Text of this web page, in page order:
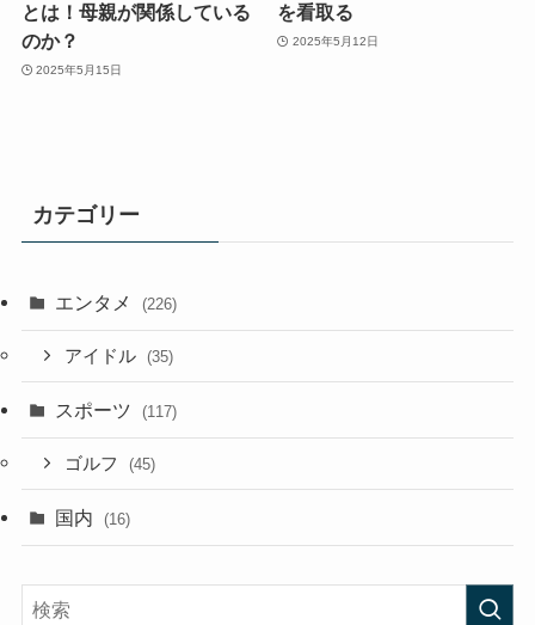
とは！母親が関係している
のか？
2025年5月15日
を看取る
2025年5月12日
カテゴリー
エンタメ (226)
アイドル (35)
スポーツ (117)
ゴルフ (45)
国内 (16)